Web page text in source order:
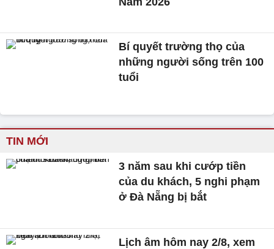
Bí quyết trường thọ của
những người sống trên 100
tuổi
TIN MỚI
3 năm sau khi cướp tiền
của du khách, 5 nghi phạm
ở Đà Nẵng bị bắt
Lịch âm hôm nay 2/8, xem